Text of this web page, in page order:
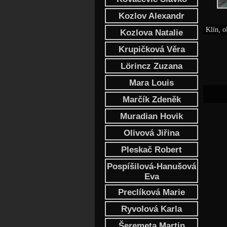
Kozlov Alexandr
Kozlova Natalie
Krupičková Věra
Lörincz Zuzana
Mara Louis
Marčík Zdeněk
Muradian Hovik
Olivová Jiřina
Pleskač Robert
Pospíšilová-Hanušová
Eva
Preclíková Marie
Ryvolová Karla
Klín,